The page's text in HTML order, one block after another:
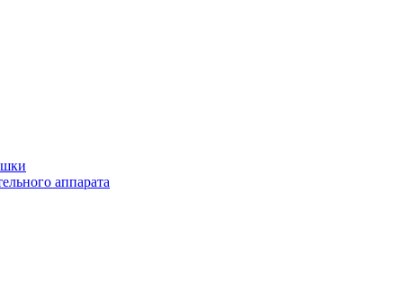
аппарата